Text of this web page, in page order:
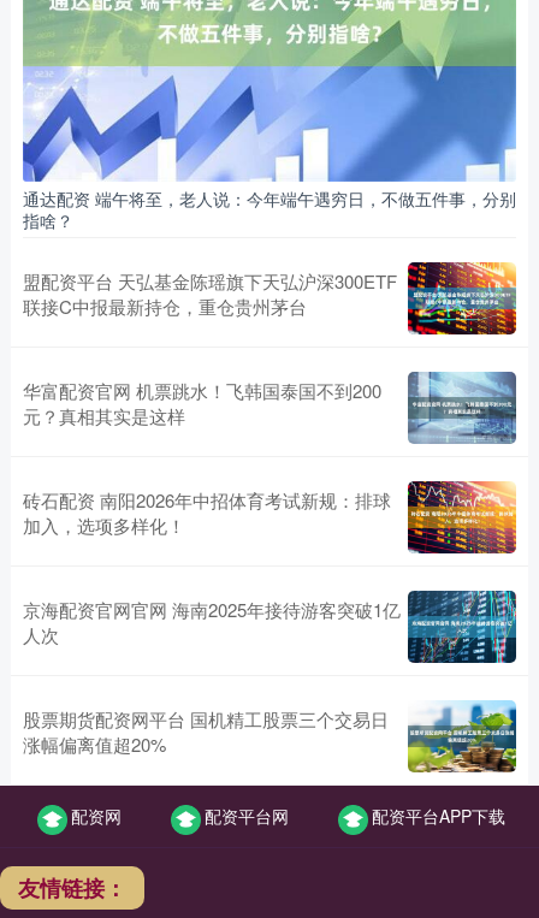
通达配资 端午将至，老人说：今年端午遇穷日，不做五件事，分别
指啥？
盟配资平台 天弘基金陈瑶旗下天弘沪深300ETF
联接C中报最新持仓，重仓贵州茅台
华富配资官网 机票跳水！飞韩国泰国不到200
元？真相其实是这样
砖石配资 南阳2026年中招体育考试新规：排球
加入，选项多样化！
京海配资官网官网 海南2025年接待游客突破1亿
人次
股票期货配资网平台 国机精工股票三个交易日
涨幅偏离值超20%
配资网 配资平台网 配资平台APP下载
友情链接：